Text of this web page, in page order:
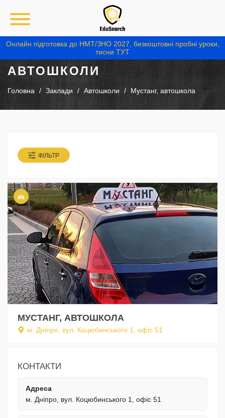
Онлайн підготовка до НМТ/ЗНО 2027, безкоштовні пробні уроки,
тисни ТУТ
АВТОШКОЛИ
Головна Заклади Автошколи Мустанг, автошкола
ФІЛЬТР
МУСТАНГ, АВТОШКОЛА
м. Дніпро, вул. Коцюбинського 1, офіс 51
КОНТАКТИ
Адреса
м. Дніпро, вул. Коцюбинського 1, офіс 51